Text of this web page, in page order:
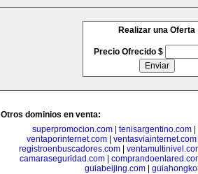
Realizar una Oferta
Precio Ofrecido $
Otros dominios en venta:
superpromocion.com
tenisargentino.com
ventaporinternet.com
ventasviainternet.com
registroenbuscadores.com
camaraseguridad.com
guiabeijing.com|